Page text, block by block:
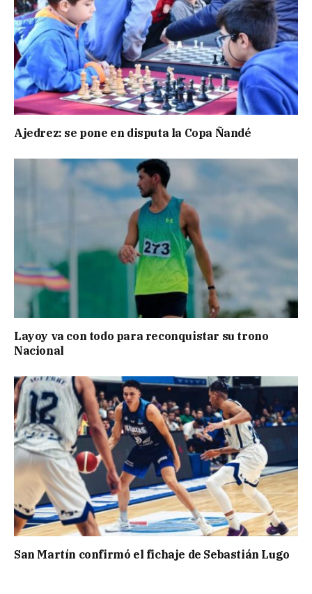
Ajedrez: se pone en disputa la Copa Ñandé
Layoy va con todo para reconquistar su trono
Nacional
San Martín confirmó el fichaje de Sebastián Lugo